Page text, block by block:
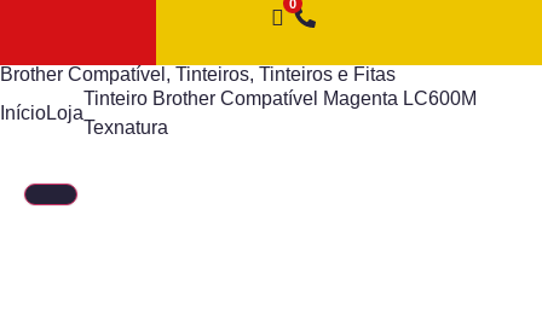
Brother Compatível , Tinteiros, Tinteiros e Fitas
InícioLoja
Tinteiro Brother Compatível Magenta LC600M
Texnatura